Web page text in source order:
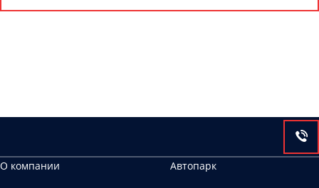
О компании
Автопарк